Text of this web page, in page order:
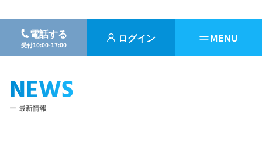
電話する
受付10:00-17:00 ログイン MENU
NEWS
最新情報